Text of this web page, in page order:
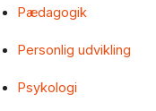
Pædagogik
Personlig udvikling
Psykologi